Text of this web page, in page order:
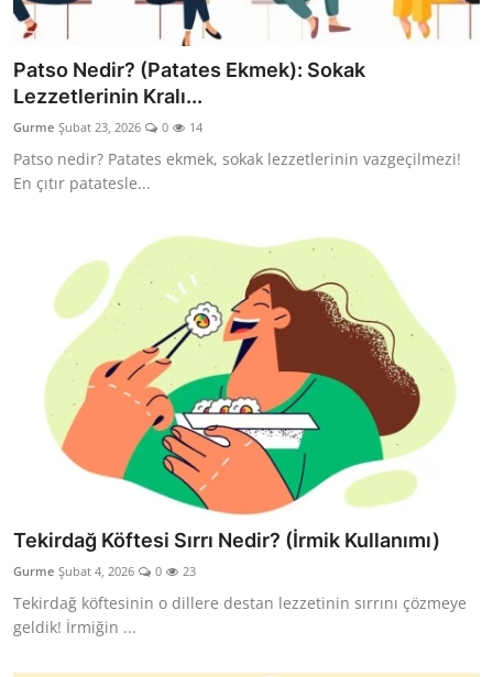
Patso Nedir? (Patates Ekmek): Sokak
Lezzetlerinin Kralı...
Gurme Şubat 23, 2026 0 14
Patso nedir? Patates ekmek, sokak lezzetlerinin vazgeçilmezi!
En çıtır patatesle...
Tekirdağ Köftesi Sırrı Nedir? (İrmik Kullanımı)
Gurme Şubat 4, 2026 0 23
Tekirdağ köftesinin o dillere destan lezzetinin sırrını çözmeye
geldik! İrmiğin ...